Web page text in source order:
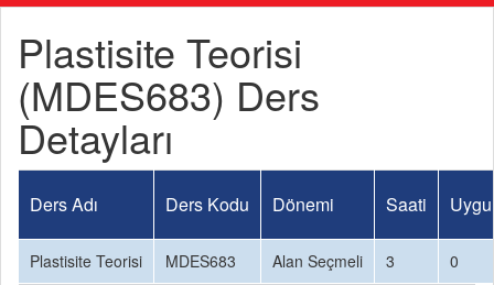
Plastisite Teorisi
(MDES683) Ders
Detayları
Ders Adı Ders Kodu Dönemi Saati
Plastisite Teorisi MDES683 Alan Seçmeli 3 0